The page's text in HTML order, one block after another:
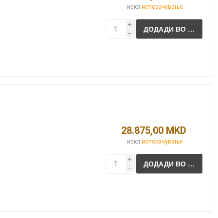
искл.испорачување
i
h
28.875,00 MKD
искл.испорачување
i
h